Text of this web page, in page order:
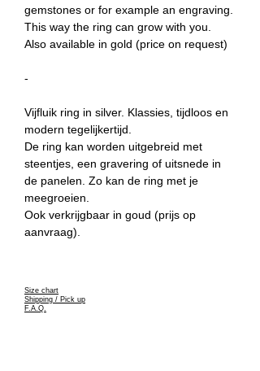
gemstones or for example an engraving.
This way the ring can grow with you.
Also available in gold (price on request)
-
Vijfluik ring in silver. Klassies, tijdloos en
modern tegelijkertijd.
De ring kan worden uitgebreid met
steentjes, een gravering of uitsnede in
de panelen. Zo kan de ring met je
meegroeien.
Ook verkrijgbaar in goud (prijs op
aanvraag).
Size chart
Shipping / Pick up
F.A.Q.